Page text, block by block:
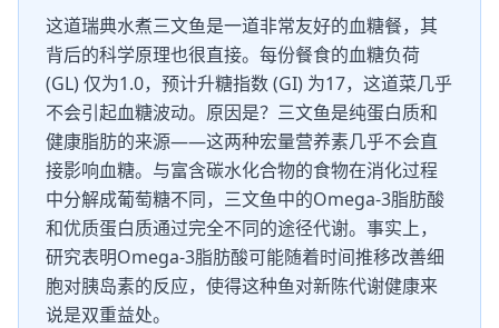
这道瑞典水煮三文鱼是一道非常友好的血糖餐，其
背后的科学原理也很直接。每份餐食的血糖负荷
(GL) 仅为1.0，预计升糖指数 (GI) 为17，这道菜几乎
不会引起血糖波动。原因是？三文鱼是纯蛋白质和
健康脂肪的来源——这两种宏量营养素几乎不会直
接影响血糖。与富含碳水化合物的食物在消化过程
中分解成葡萄糖不同，三文鱼中的Omega-3脂肪酸
和优质蛋白质通过完全不同的途径代谢。事实上，
研究表明Omega-3脂肪酸可能随着时间推移改善细
胞对胰岛素的反应，使得这种鱼对新陈代谢健康来
说是双重益处。